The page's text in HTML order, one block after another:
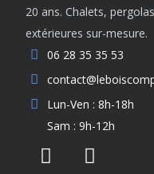
20 ans. Chalets,
extérieures sur-mesure.
06 28 35 35 53
Lun-Ven : 8h-18h
Sam : 9h-12h